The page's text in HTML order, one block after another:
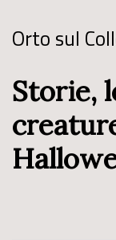
Orto sul
Storie,